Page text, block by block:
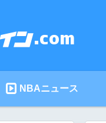
NBAニュース